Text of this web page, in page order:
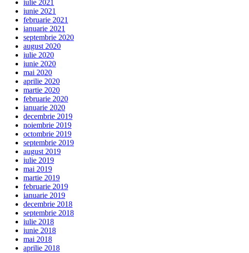
iulie 2021
iunie 2021
februarie 2021
ianuarie 2021
septembrie 2020
august 2020
iulie 2020
iunie 2020
mai 2020
aprilie 2020
martie 2020
februarie 2020
ianuarie 2020
decembrie 2019
noiembrie 2019
octombrie 2019
septembrie 2019
august 2019
iulie 2019
mai 2019
martie 2019
februarie 2019
ianuarie 2019
decembrie 2018
septembrie 2018
iulie 2018
iunie 2018
mai 2018
aprilie 2018